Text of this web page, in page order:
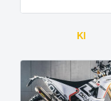
Kl